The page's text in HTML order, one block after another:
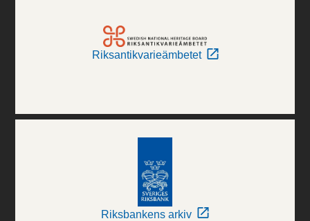
Riksantikvarieämbetet
Riksbankens arkiv